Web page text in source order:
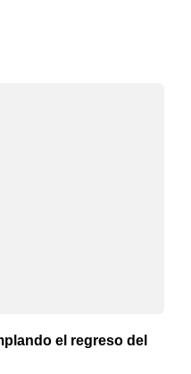
el regreso del